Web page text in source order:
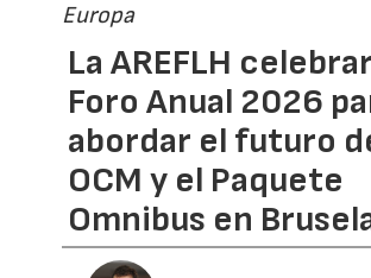
Europa
La AREFLH
Foro Anual 2026
abordar el futuro
OCM y el Paquete
Omnibus en